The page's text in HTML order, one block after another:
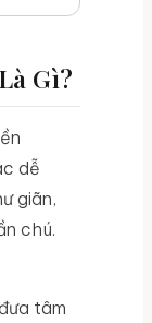
Gì?
dễ
giãn,
chú.
tâm